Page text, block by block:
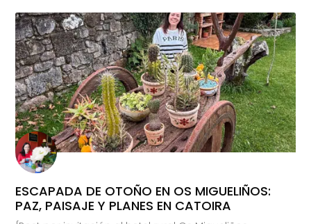
ESCAPADA DE OTOÑO EN OS MIGUELIÑOS:
PAZ, PAISAJE Y PLANES EN CATOIRA